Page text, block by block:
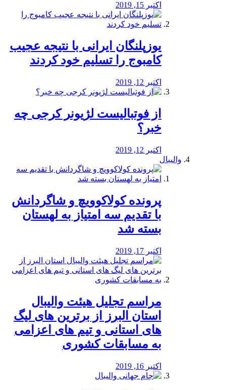
اکتبر 15, 2019
یوزپلنگان ایرانی با نتیجه عجیب
کامبوج را تسلیم خود کردند
اکتبر 12, 2019
از فوتبالیست لژیونر کرجی چه
خبر؟
اکتبر 12, 2019
والیبال
پرونده کولاکوویچ و شاگردانش
با تقدیم سه امتیاز به لهستان
بسته شد
اکتبر 17, 2019
مراسم تجلیل هیئت والیبال
استان البرز از برترین های لیگ
های استانی و تیم های اعزامی
به مسابقات کشوری
اکتبر 16, 2019